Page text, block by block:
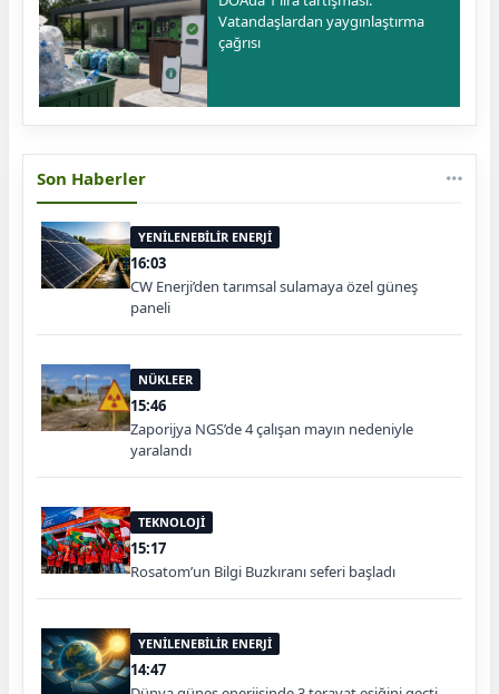
Vatandaşlardan yaygınlaştırma
çağrısı
Son Haberler
YENİLENEBİLİR ENERJİ
16:03
CW Enerji’den tarımsal sulamaya özel güneş
paneli
NÜKLEER
15:46
Zaporijya NGS’de 4 çalışan mayın nedeniyle
yaralandı
TEKNOLOJİ
15:17
Rosatom’un Bilgi Buzkıranı seferi başladı
YENİLENEBİLİR ENERJİ
14:47